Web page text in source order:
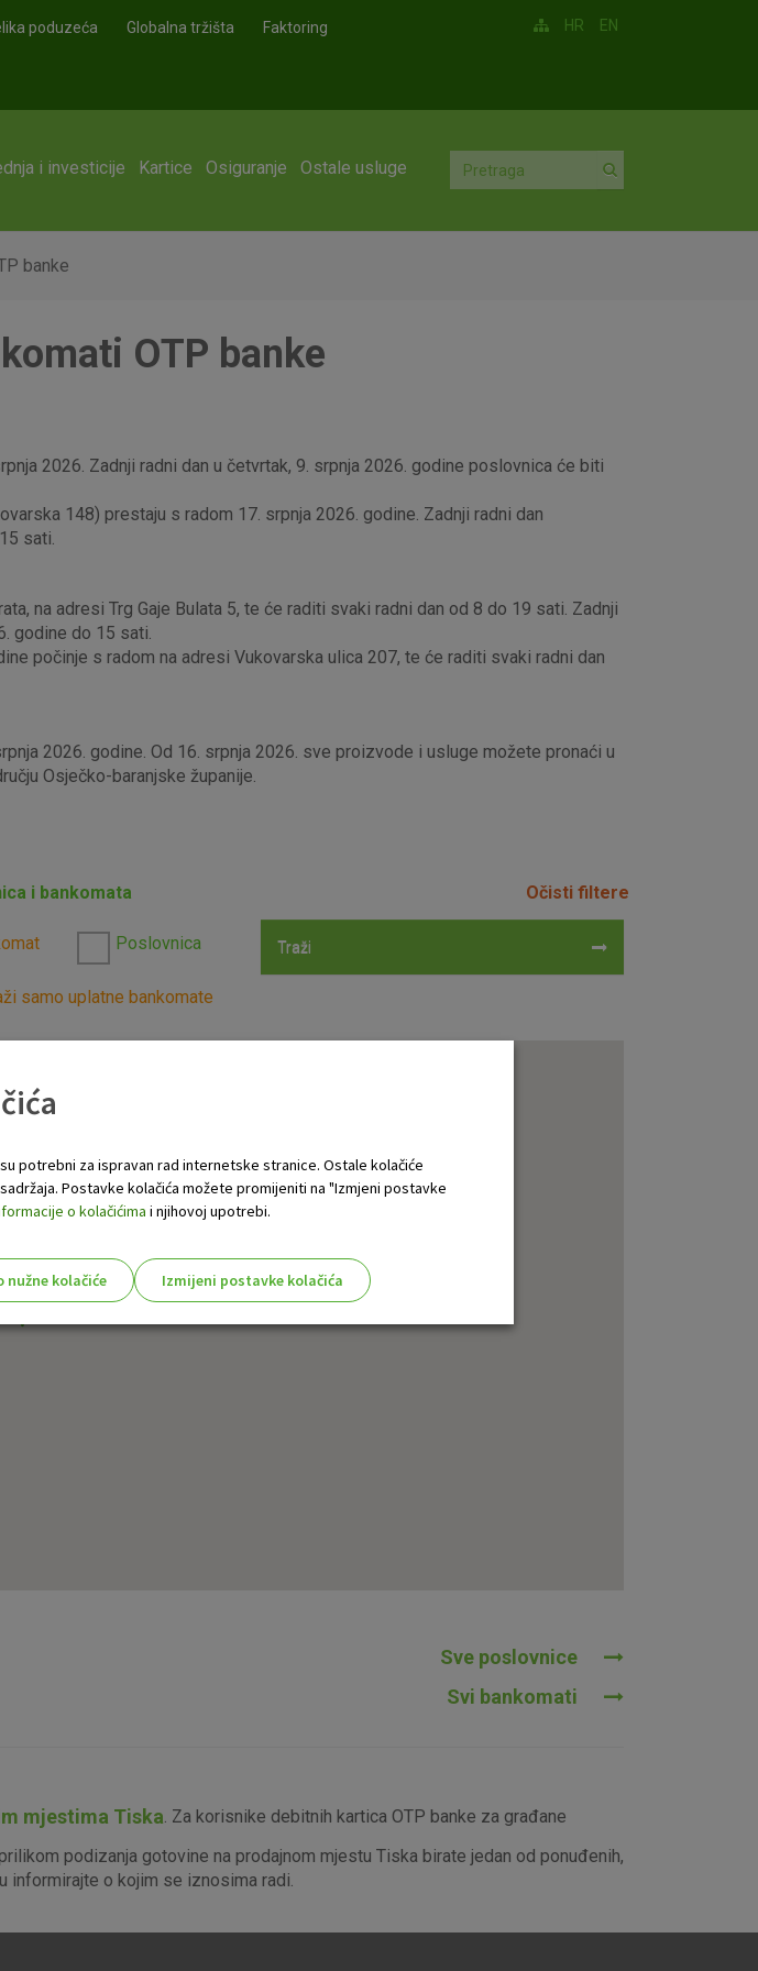
poduzeća Globalna tržišta Faktoring HR EN
i investicije Kartice Osiguranje Ostale usluge
banke
OTP banke
2026. Zadnji radni dan u četvrtak, 9. srpnja 2026. godine poslovnica će biti
148) prestaju s radom 17. srpnja 2026. godine. Zadnji radni dan
sati.
na adresi Trg Gaje Bulata 5, te će raditi svaki radni dan od 8 do 19 sati. Zadnji
godine do 15 sati.
počinje s radom na adresi Vukovarska ulica 207, te će raditi svaki radni dan
2026. godine. Od 16. srpnja 2026. sve proizvode i usluge možete pronaći u
Osječko-baranjske županije.
i bankomata Očisti filtere
Poslovnica Traži
samo uplatne bankomate
Sve poslovnice
Svi bankomati
mjestima Tiska. Za korisnike debitnih kartica OTP banke za građane
podizanja gotovine na prodajnom mjestu Tiska birate jedan od ponuđenih,
informirajte o kojim se iznosima radi.
potrebni za ispravan rad internetske stranice. Ostale kolačiće
Postavke kolačića možete promijeniti na "Izmjeni postavke
o kolačićima i njihovoj upotrebi.
nužne kolačiće
Izmijeni postavke kolačića